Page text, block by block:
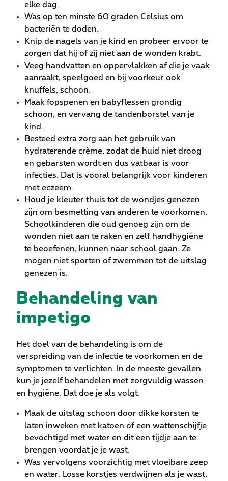
elke dag.
Was op ten minste 60 graden Celsius om
bacteriën te doden.
Knip de nagels van je kind en probeer ervoor te
zorgen dat hij of zij niet aan de wonden krabt.
Veeg handvatten en oppervlakken af die je vaak
aanraakt, speelgoed en bij voorkeur ook
knuffels, schoon.
Maak fopspenen en babyflessen grondig
schoon, en vervang de tandenborstel van je
kind.
Besteed extra zorg aan het gebruik van
hydraterende crème, zodat de huid niet droog
en gebarsten wordt en dus vatbaar is voor
infecties. Dat is vooral belangrijk voor kinderen
met eczeem.
Houd je kleuter thuis tot de wondjes genezen
zijn om besmetting van anderen te voorkomen.
Schoolkinderen die oud genoeg zijn om de
wonden niet aan te raken en zelf handhygiëne
te beoefenen, kunnen naar school gaan. Ze
mogen niet sporten of zwemmen tot de uitslag
genezen is.
Behandeling van
impetigo
Het doel van de behandeling is om de
verspreiding van de infectie te voorkomen en de
symptomen te verlichten. In de meeste gevallen
kun je jezelf behandelen met zorgvuldig wassen
en hygiëne. Dat doe je als volgt:
Maak de uitslag schoon door dikke korsten te
laten inweken met katoen of een wattenschijfje
bevochtigd met water en dit een tijdje aan te
brengen voordat je je wast.
Was vervolgens voorzichtig met vloeibare zeep
en water. Losse korstjes verdwijnen als je wast,